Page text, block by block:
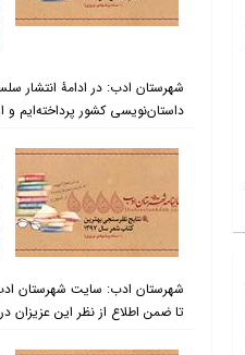
داستان‌نویسی کشور پرداخته‌ایم و
تا ضمن اطلاع از نظر این عزیزان دربارۀ بهترین مجموعه